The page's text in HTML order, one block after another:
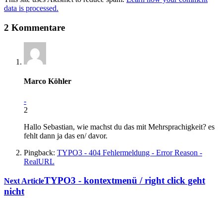
data is processed.
2 Kommentare
Marco Köhler
-
2
Hallo Sebastian, wie machst du das mit Mehrsprachigkeit? es
fehlt dann ja das en/ davor.
Pingback: TYPO3 - 404 Fehlermeldung - Error Reason -
RealURL
Next ArticleTYPO3 - kontextmenü / right click geht
nicht